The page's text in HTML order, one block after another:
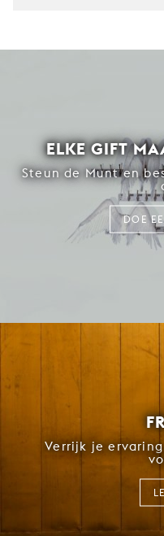
ELKE GIFT
Steun de Munt en
DOE
Verrijk je